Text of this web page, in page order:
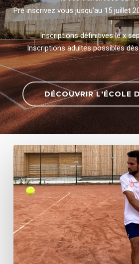
Pré inscrivez vous jusqu’au 15 juillet
!
Inscriptions définitives le x
Inscriptions adultes possibles
DÉCOUVRIR L'ÉCOLE